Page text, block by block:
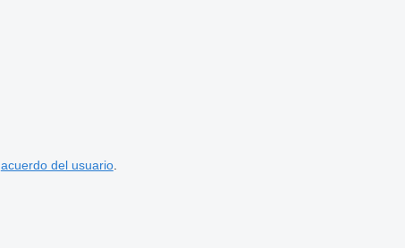
acuerdo del usuario.